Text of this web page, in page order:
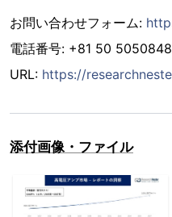
お問い合わせフォーム:
電話番号: +81 50
URL: https://
添付画像・ファイル